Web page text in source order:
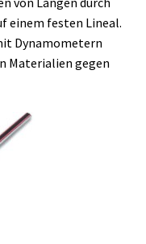
einem festen Lineal.
Dynamometern
Materialien gegen